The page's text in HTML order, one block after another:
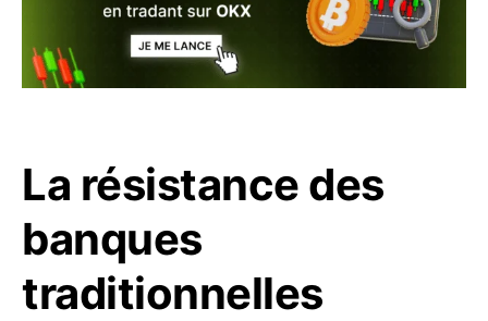
La résistance des
banques
traditionnelles